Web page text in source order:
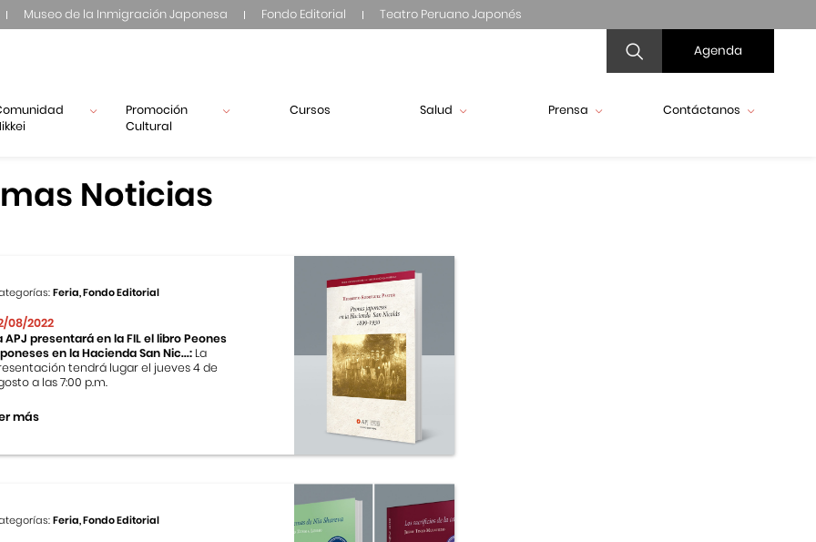
Museo de la Inmigración Japonesa Fondo Editorial Teatro Peruano Japonés
Agenda
Promoción
Cultural
Cursos Salud Prensa Contáctanos
Noticias
Feria, Fondo Editorial
08/2022
APJ presentará en la FIL el libro Peones
en la Hacienda San Nic...: La
tendrá lugar el jueves 4 de
a las 7:00 p.m.
más
Feria, Fondo Editorial